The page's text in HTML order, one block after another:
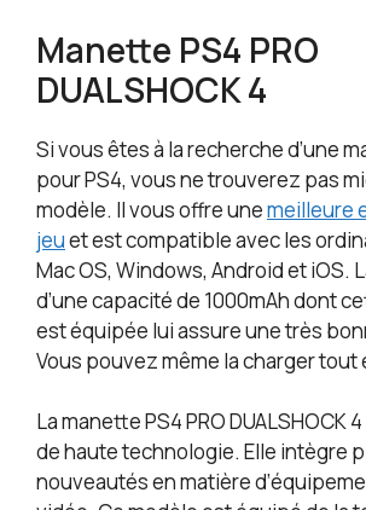
Manette PS4 PRO
DUALSHOCK 4
Si vous êtes à la recherche d’une
pour PS4, vous ne trouverez pas
modèle. Il vous offre unemeilleure
jeuet est compatible avec les
Mac OS, Windows, Android et iOS.
d’une capacité de 1000mAh dont
est équipée lui assure une très
Vous pouvez même la charger tout
La manette PS4 PRO DUALSHOCK
de haute technologie. Elle intègre
nouveautés en matière